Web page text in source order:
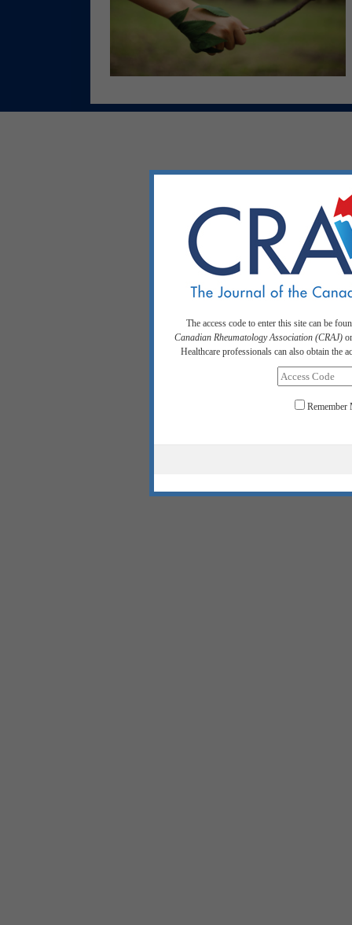
The access code to enter this site can be
Canadian Rheumatology Association (CRAJ)
Healthcare professionals can also obtain the
Remember